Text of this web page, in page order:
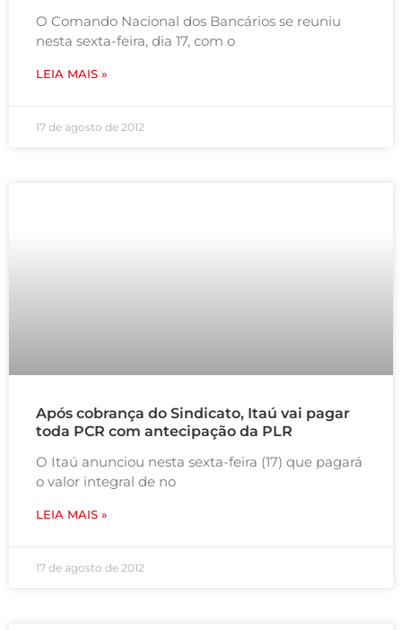
O Comando Nacional dos Bancários se reuniu
nesta sexta-feira, dia 17, com o
LEIA MAIS »
17 de agosto de 2012
Após cobrança do Sindicato, Itaú vai pagar
toda PCR com antecipação da PLR
O Itaú anunciou nesta sexta-feira (17) que pagará
o valor integral de no
LEIA MAIS »
17 de agosto de 2012